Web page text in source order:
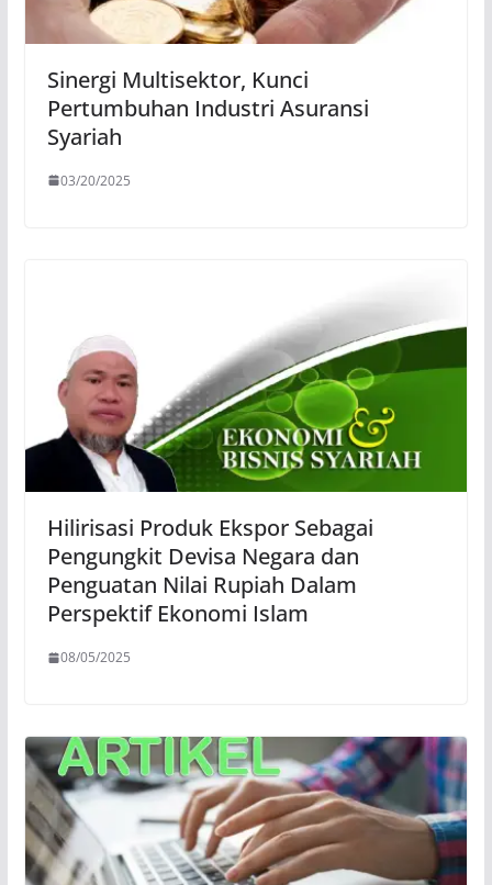
Sinergi Multisektor, Kunci
Pertumbuhan Industri Asuransi
Syariah
03/20/2025
Hilirisasi Produk Ekspor Sebagai
Pengungkit Devisa Negara dan
Penguatan Nilai Rupiah Dalam
Perspektif Ekonomi Islam
08/05/2025